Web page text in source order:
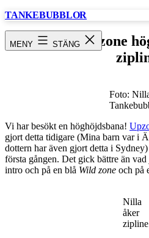
Hoppa
TANKEBUBBLOR
MENY STÄNG
Göteborg / Upzone
Foto:
Vi har besökt en höghöjdsbana!
gjort detta tidigare (Mina barn var i
dottern har även gjort detta i
första gången. Det gick bättre än
intro och på en blå Wild zone och på
Nilla
åker